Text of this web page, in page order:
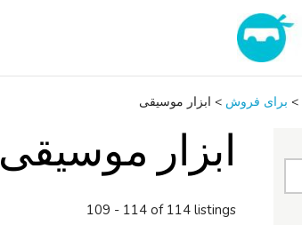
> برای فروش > ابزار موسیقی
ابزار موسیقی
109 - 114 of 114 listings